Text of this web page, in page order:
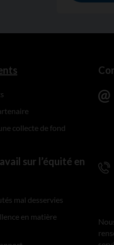
collecte de fond
sur l’équité en
mal desservies
en matière